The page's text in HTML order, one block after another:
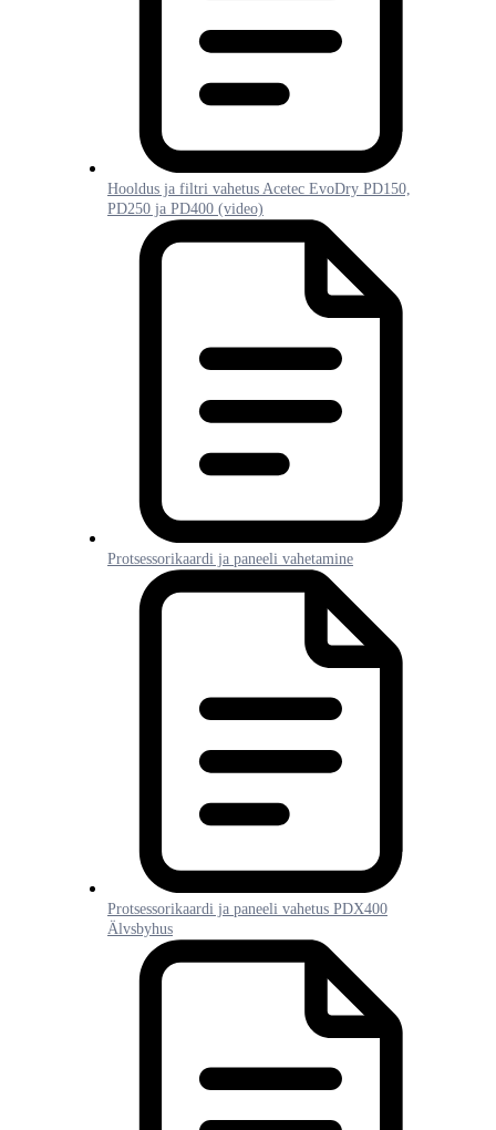
Hooldus ja filtri vahetus Acetec EvoDry PD150,
PD250 ja PD400 (video)
Protsessorikaardi ja paneeli vahetamine
Protsessorikaardi ja paneeli vahetus PDX400
Älvsbyhus